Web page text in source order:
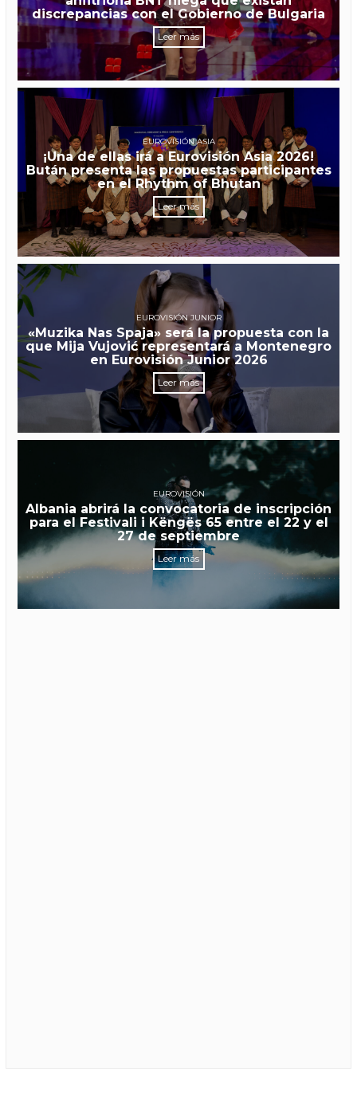
discrepancias con el Gobierno de Bulgaria
Leer más
EUROVISIÓN ASIA
¡Una de ellas irá a Eurovisión Asia 2026!
Bután presenta las propuestas participantes
en el Rhythm of Bhutan
Leer más
EUROVISIÓN JUNIOR
«Muzika Nas Spaja» será la propuesta con la
que Mija Vujović representará a Montenegro
en Eurovisión Junior 2026
Leer más
EUROVISIÓN
Albania abrirá la convocatoria de inscripción
para el Festivali i Këngës 65 entre el 22 y el
27 de septiembre
Leer más